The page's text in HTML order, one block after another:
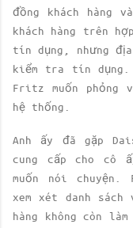
đồng khách hàng
khách hàng trên
tín dụng, nhưng
kiểm tra tín
Fritz muốn phỏng
hệ thống.
Anh ấy đã gặp
cung cấp cho cô
muốn nói
xem xét danh
hàng không còn